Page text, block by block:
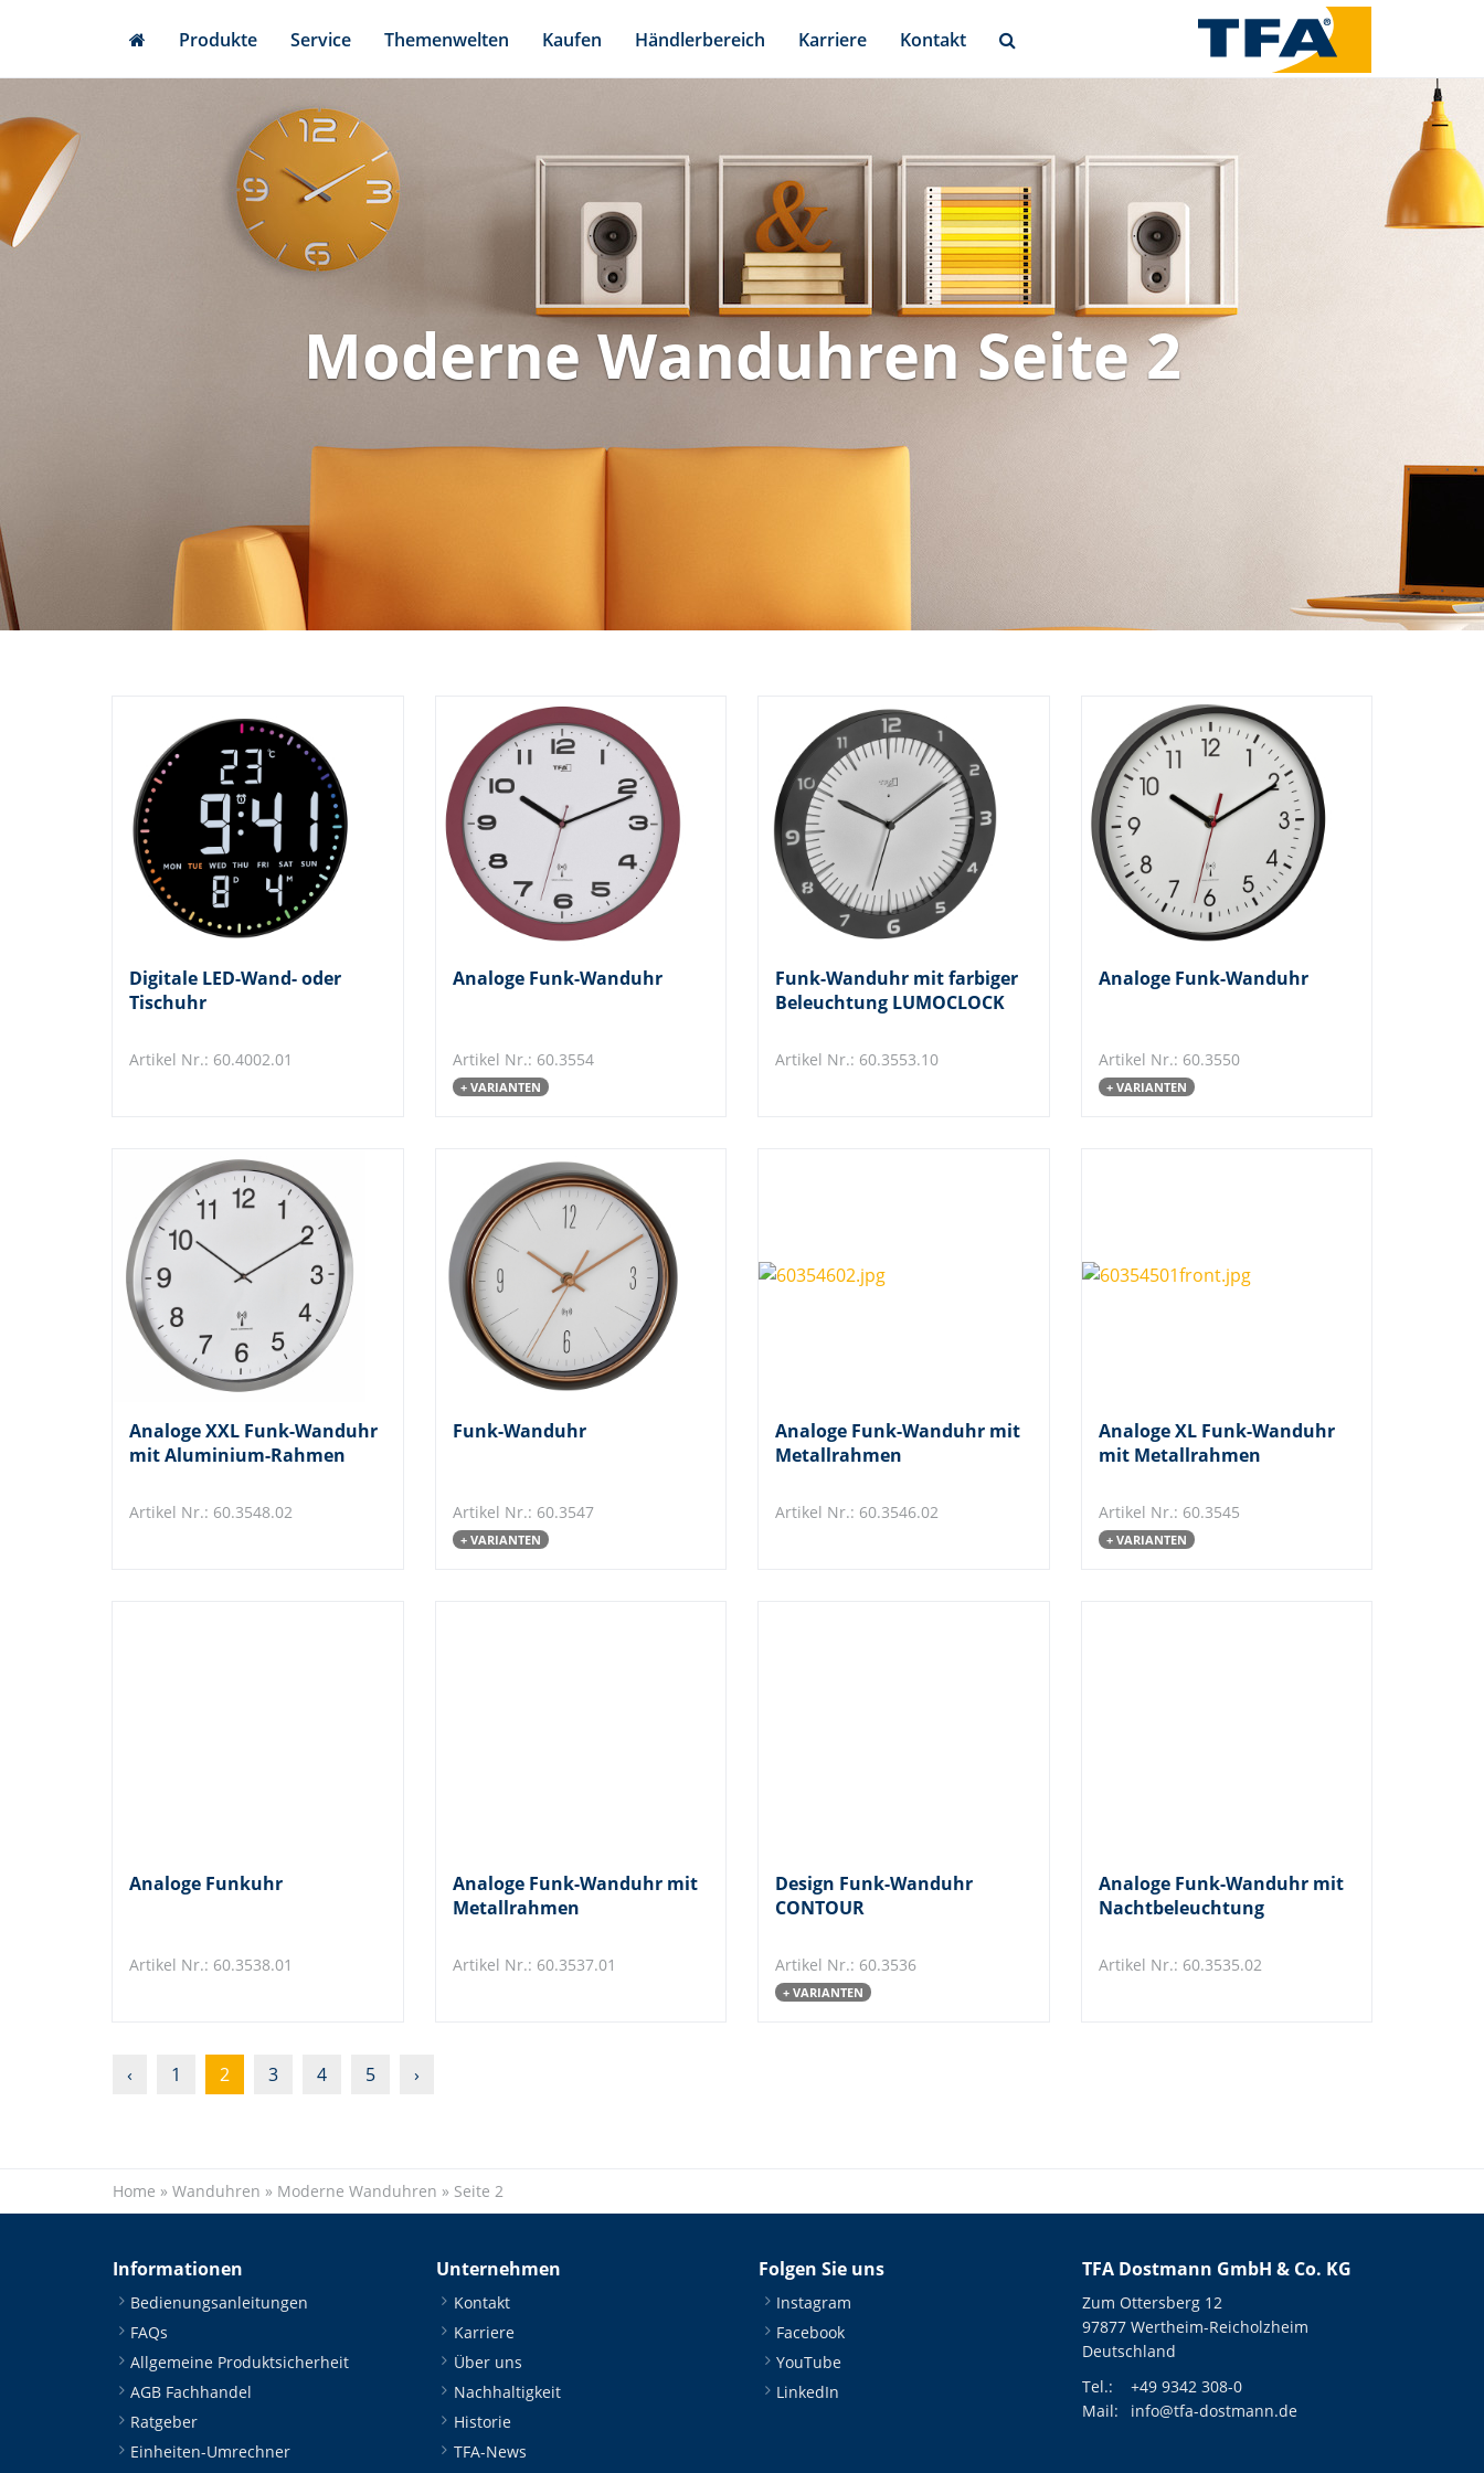
Produkte Service Themenwelten Kaufen Händlerbereich Karriere Kontakt
Moderne Wanduhren Seite 2
Digitale LED-Wand- oder
Tischuhr
Artikel Nr.: 60.4002.01
Analoge Funk-Wanduhr
Artikel Nr.: 60.3554
+ VARIANTEN
Funk-Wanduhr mit farbiger
Beleuchtung LUMOCLOCK
Artikel Nr.: 60.3553.10
Analoge Funk-Wanduhr
Artikel Nr.: 60.3550
+ VARIANTEN
Analoge XXL Funk-Wanduhr
mit Aluminium-Rahmen
Artikel Nr.: 60.3548.02
Funk-Wanduhr
Artikel Nr.: 60.3547
+ VARIANTEN
Analoge Funk-Wanduhr mit
Metallrahmen
Artikel Nr.: 60.3546.02
Analoge XL Funk-Wanduhr
mit Metallrahmen
Artikel Nr.: 60.3545
+ VARIANTEN
Analoge Funkuhr
Artikel Nr.: 60.3538.01
Analoge Funk-Wanduhr mit
Metallrahmen
Artikel Nr.: 60.3537.01
Design Funk-Wanduhr
CONTOUR
Artikel Nr.: 60.3536
+ VARIANTEN
Analoge Funk-Wanduhr mit
Nachtbeleuchtung
Artikel Nr.: 60.3535.02
‹ 1 2 3 4 5 ›
Home » Wanduhren » Moderne Wanduhren » Seite 2
Informationen
Bedienungsanleitungen
FAQs
Allgemeine Produktsicherheit
AGB Fachhandel
Ratgeber
Einheiten-Umrechner
Unternehmen
Kontakt
Karriere
Über uns
Nachhaltigkeit
Historie
TFA-News
Folgen Sie uns
Instagram
Facebook
YouTube
LinkedIn
TFA Dostmann GmbH & Co. KG
Zum Ottersberg 12
97877 Wertheim-Reicholzheim
Deutschland
Tel.:
+49 9342 308-0
Mail:
info@tfa-dostmann.de